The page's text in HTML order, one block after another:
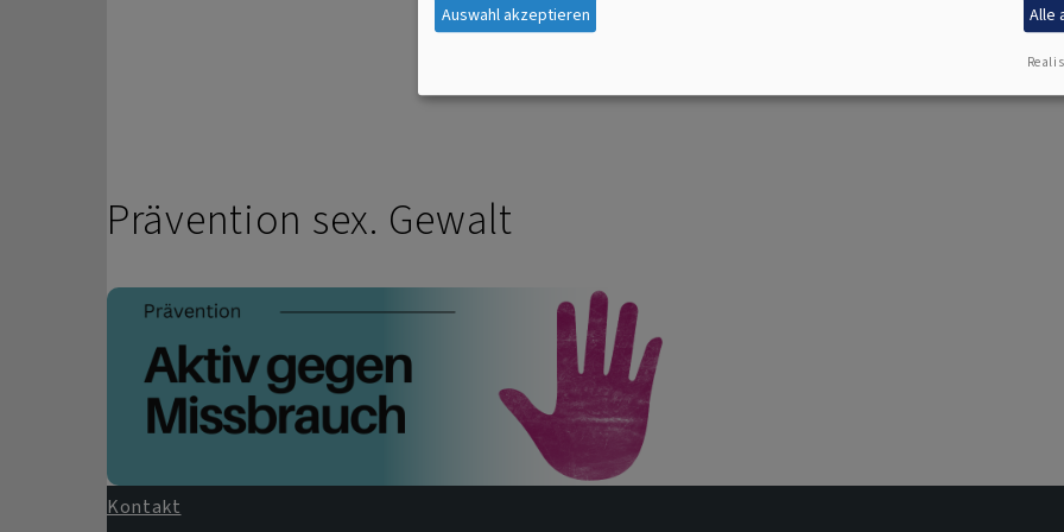
Prävention sex. Gewalt
Kontakt
Auswahl akzeptieren Alle